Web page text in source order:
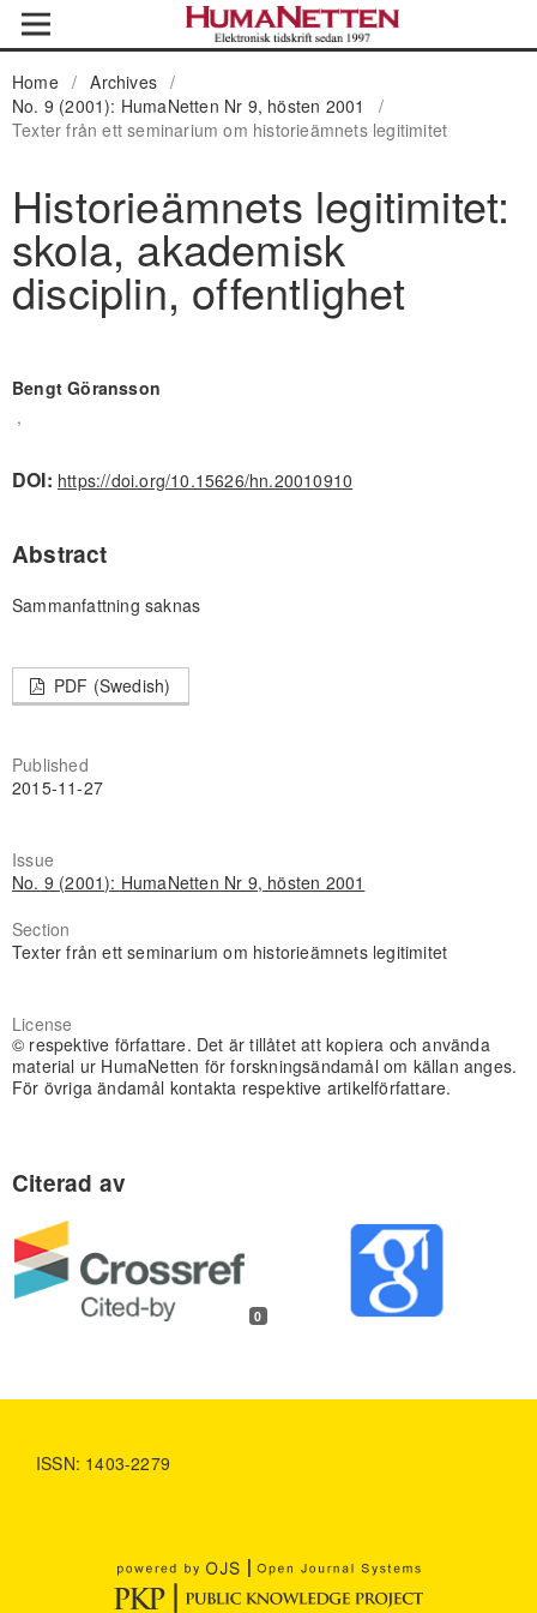
Home / Archives /
No. 9 (2001): HumaNetten Nr 9, hösten 2001
/
Texter från ett seminarium om historieämnets legitimitet
Historieämnets legitimitet:
skola, akademisk
disciplin, offentlighet
Bengt Göransson
,
DOI: https://doi.org/10.15626/hn.20010910
Abstract
Sammanfattning saknas
PDF (Swedish)
Published
2015-11-27
Issue
No. 9 (2001): HumaNetten Nr 9, hösten 2001
Section
Texter från ett seminarium om historieämnets legitimitet
License
© respektive författare. Det är tillåtet att kopiera och använda
material ur HumaNetten för forskningsändamål om källan anges.
För övriga ändamål kontakta respektive artikelförfattare.
0
ISSN: 1403-2279